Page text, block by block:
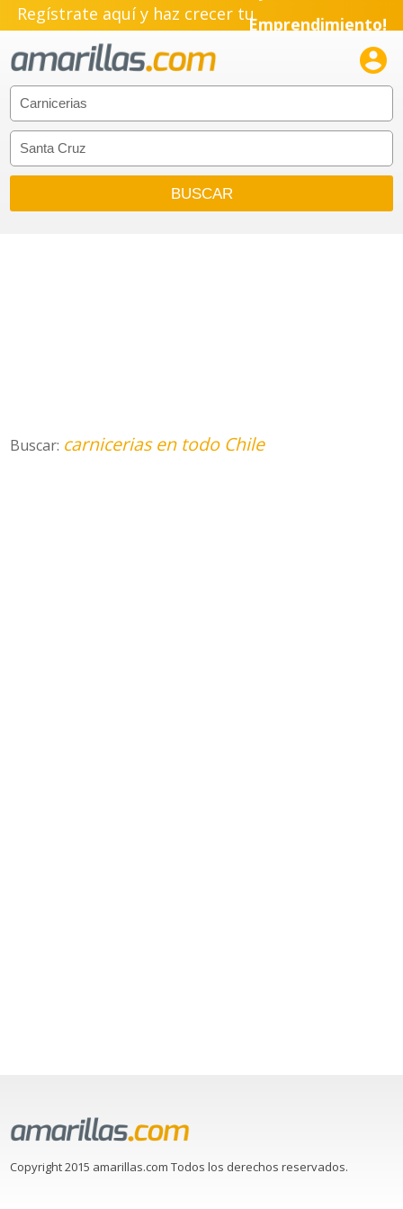
Regístrate aquí y haz crecer tuEmprendimiento!

Buscar: carnicerias en todo Chile
Copyright 2015 amarillas.com Todos los derechos reservados.